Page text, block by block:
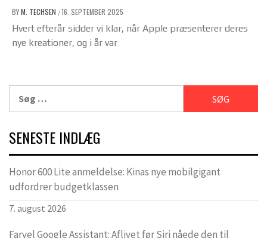
BYM. TECHSEN /16. SEPTEMBER 2025
Hvert efterår sidder vi klar, når Apple præsenterer deres
nye kreationer, og i år var
efter:
SENESTE INDLÆG
Honor 600 Lite anmeldelse: Kinas nye mobilgigant
udfordrer budgetklassen
7. august 2026
Farvel Google Assistant: Aflivet før Siri nåede den til